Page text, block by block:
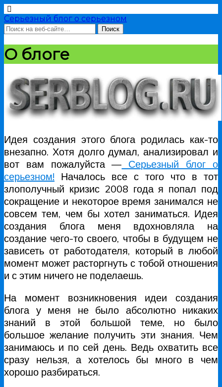
Серьезный блог о серьезном
О блоге
Идея создания этого блога родилась как-то
внезапно. Хотя долго думал, анализировал и
вот вам пожалуйста — Серьезный блог о
серьезном! Началось все с того что в тот
злополучный кризис 2008 года я попал под
сокращение и некоторое время занимался не
совсем тем, чем бы хотел заниматься. Идея
создания блога меня вдохновляла на
создание чего-то своего, чтобы в будущем не
зависеть от работодателя, который в любой
момент может расторгнуть с тобой отношения
и с этим ничего не поделаешь.
На момент возникновения идеи создания
блога у меня не было абсолютно никаких
знаний в этой большой теме, но было
большое желание получить эти знания. Чем
занимаюсь и по сей день. Ведь охватить все
сразу нельзя, а хотелось бы много в чем
хорошо разбираться.